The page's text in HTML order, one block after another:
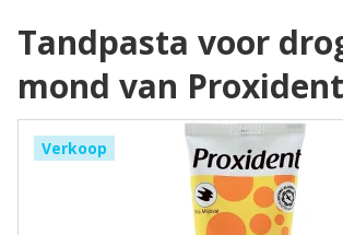
Tandpasta voor
mond van Proxident
Verkoop